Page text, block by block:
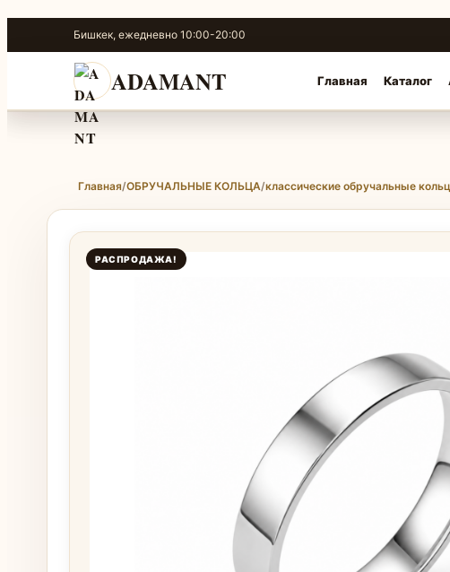
к
содержимому
Бишкек, ежедневно 10:00-20:00
ADAMANT Главная Каталог
Главная/ОБРУЧАЛЬНЫЕ КОЛЬЦА/классические обручальные
РАСПРОДАЖА!